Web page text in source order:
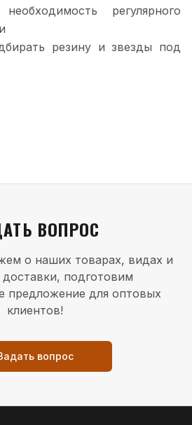
регулярного
резину и звезды под
ВОПРОС
о наших товарах, видах и
подготовим
предложение для оптовых
клиентов!
вопрос